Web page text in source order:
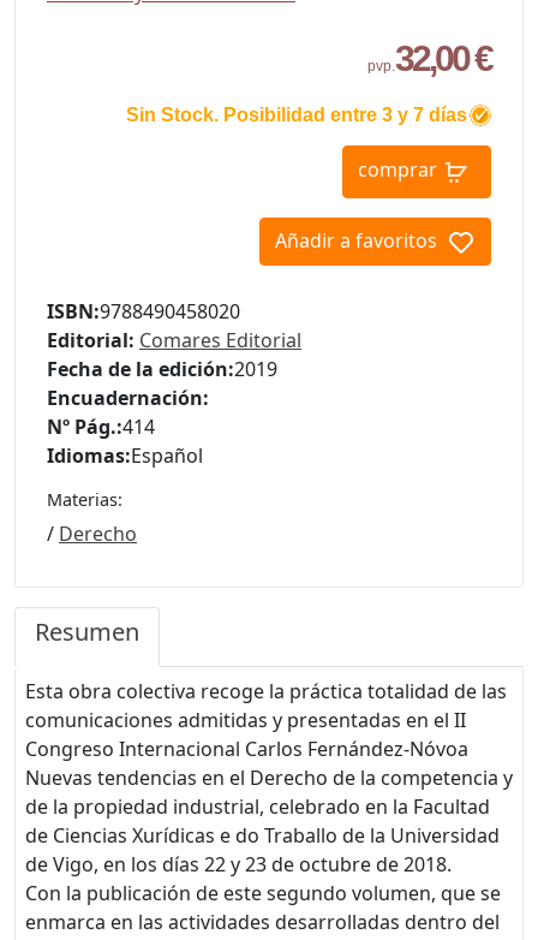
pvp.32,00 €
Sin Stock. Posibilidad entre 3 y 7 días
comprar
Añadir a favoritos
ISBN:9788490458020
Editorial: Comares Editorial
Fecha de la edición:2019
Encuadernación:
Nº Pág.:414
Idiomas:Español
Materias:
/ Derecho
Resumen
Esta obra colectiva recoge la práctica totalidad de las
comunicaciones admitidas y presentadas en el II
Congreso Internacional Carlos Fernández-Nóvoa
Nuevas tendencias en el Derecho de la competencia y
de la propiedad industrial, celebrado en la Facultad
de Ciencias Xurídicas e do Traballo de la Universidad
de Vigo, en los días 22 y 23 de octubre de 2018.
Con la publicación de este segundo volumen, que se
enmarca en las actividades desarrolladas dentro del